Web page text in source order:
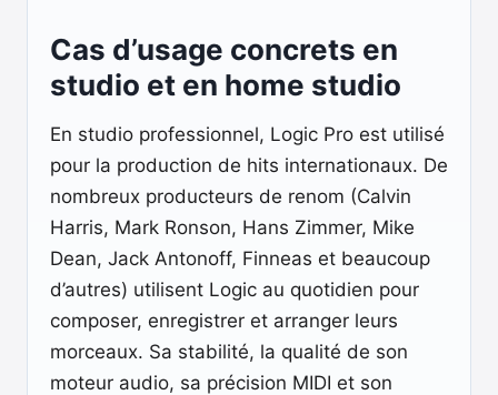
Cas d’usage concrets en
studio et en home studio
En studio professionnel, Logic Pro est utilisé
pour la production de hits internationaux. De
nombreux producteurs de renom (Calvin
Harris, Mark Ronson, Hans Zimmer, Mike
Dean, Jack Antonoff, Finneas et beaucoup
d’autres) utilisent Logic au quotidien pour
composer, enregistrer et arranger leurs
morceaux. Sa stabilité, la qualité de son
moteur audio, sa précision MIDI et son